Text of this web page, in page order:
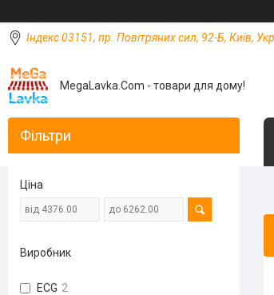
Індекс 03151, пр. Повітряних сил, 92-Б, Київ,
MegaLavka.Com - товари для дому!
Фільтри
Ціна
Виробник
ECG 2